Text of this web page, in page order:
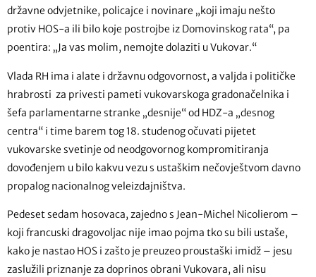
državne odvjetnike, policajce i novinare „koji imaju nešto
protiv HOS-a ili bilo koje postrojbe iz Domovinskog rata“, pa
poentira: „Ja vas molim, nemojte dolaziti u Vukovar.“
Vlada RH ima i alate i državnu odgovornost, a valjda i političke
hrabrosti za privesti pameti vukovarskoga gradonačelnika i
šefa parlamentarne stranke „desnije“ od HDZ-a „desnog
centra“ i time barem tog 18. studenog očuvati pijetet
vukovarske svetinje od neodgovornog kompromitiranja
dovođenjem u bilo kakvu vezu s ustaškim nečovještvom davno
propalog nacionalnog veleizdajništva.
Pedeset sedam hosovaca, zajedno s Jean-Michel Nicolierom –
koji francuski dragovoljac nije imao pojma tko su bili ustaše,
kako je nastao HOS i zašto je preuzeo proustaški imidž – jesu
zaslužili priznanje za doprinos obrani Vukovara, ali nisu